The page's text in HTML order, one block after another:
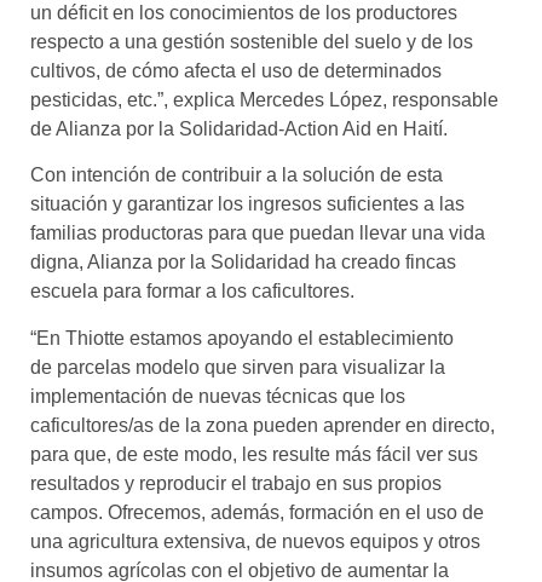
un déficit en los conocimientos de los productores
respecto a una gestión sostenible del suelo y de los
cultivos, de cómo afecta el uso de determinados
pesticidas, etc.”, explica Mercedes López, responsable
de Alianza por la Solidaridad-Action Aid en Haití.
Con intención de contribuir a la solución de esta
situación y garantizar los ingresos suficientes a las
familias productoras para que puedan llevar una vida
digna, Alianza por la Solidaridad ha creado fincas
escuela para formar a los caficultores.
“En Thiotte estamos apoyando el establecimiento
de parcelas modelo que sirven para visualizar la
implementación de nuevas técnicas que los
caficultores/as de la zona pueden aprender en directo,
para que, de este modo, les resulte más fácil ver sus
resultados y reproducir el trabajo en sus propios
campos. Ofrecemos, además, formación en el uso de
una agricultura extensiva, de nuevos equipos y otros
insumos agrícolas con el objetivo de aumentar la